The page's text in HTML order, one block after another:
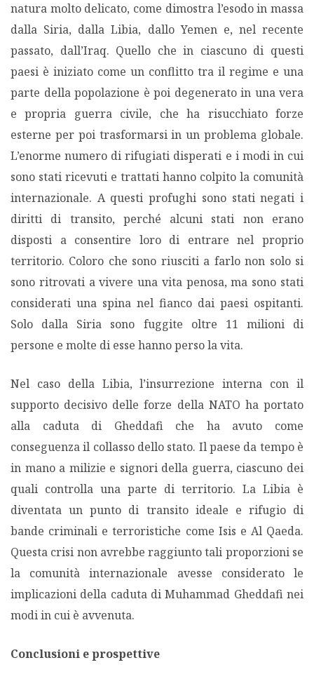
natura molto delicato, come dimostra l’esodo in massa
dalla Siria, dalla Libia, dallo Yemen e, nel recente
passato, dall’Iraq. Quello che in ciascuno di questi
paesi è iniziato come un conflitto tra il regime e una
parte della popolazione è poi degenerato in una vera
e propria guerra civile, che ha risucchiato forze
esterne per poi trasformarsi in un problema globale.
L’enorme numero di rifugiati disperati e i modi in cui
sono stati ricevuti e trattati hanno colpito la comunità
internazionale. A questi profughi sono stati negati i
diritti di transito, perché alcuni stati non erano
disposti a consentire loro di entrare nel proprio
territorio. Coloro che sono riusciti a farlo non solo si
sono ritrovati a vivere una vita penosa, ma sono stati
considerati una spina nel fianco dai paesi ospitanti.
Solo dalla Siria sono fuggite oltre 11 milioni di
persone e molte di esse hanno perso la vita.
Nel caso della Libia, l’insurrezione interna con il
supporto decisivo delle forze della NATO ha portato
alla caduta di Gheddafi che ha avuto come
conseguenza il collasso dello stato. Il paese da tempo è
in mano a milizie e signori della guerra, ciascuno dei
quali controlla una parte di territorio. La Libia è
diventata un punto di transito ideale e rifugio di
bande criminali e terroristiche come Isis e Al Qaeda.
Questa crisi non avrebbe raggiunto tali proporzioni se
la comunità internazionale avesse considerato le
implicazioni della caduta di Muhammad Gheddafi nei
modi in cui è avvenuta.
Conclusioni e prospettive